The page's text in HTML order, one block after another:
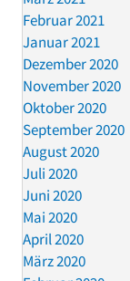
Februar 2021
Januar 2021
Dezember 2020
November 2020
Oktober 2020
September 2020
August 2020
Juli 2020
Juni 2020
Mai 2020
April 2020
März 2020